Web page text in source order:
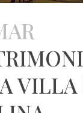
VILLA